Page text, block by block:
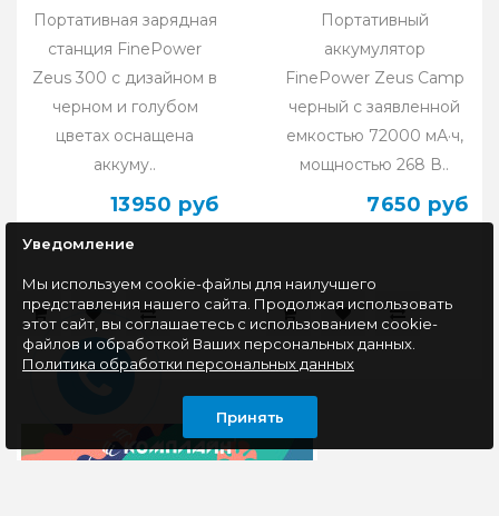
Портативная зарядная
станция FinePower
Zeus 300 с дизайном в
черном и голубом
цветах оснащена
аккуму..
13950 руб
Портативный
аккумулятор
FinePower Zeus Camp
черный с заявленной
емкостью 72000 мА·ч,
мощностью 268 В..
7650 руб
Уведомление
Мы используем cookie-файлы для наилучшего
представления нашего сайта. Продолжая использовать
этот сайт, вы соглашаетесь с использованием cookie-
файлов и обработкой Ваших персональных данных.
Политика обработки персональных данных
Принять